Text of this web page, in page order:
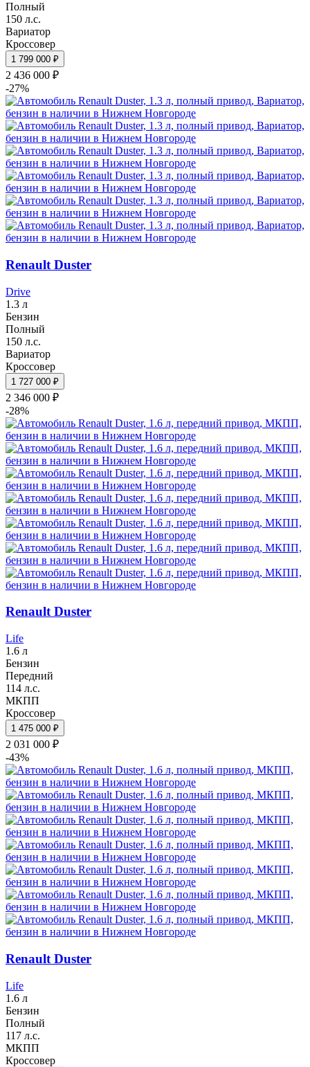
Полный
150 л.с.
Вариатор
Кроссовер
1 799 000 ₽
2 436 000 ₽
-27%
Renault Duster
Drive
1.3 л
Бензин
Полный
150 л.с.
Вариатор
Кроссовер
1 727 000 ₽
2 346 000 ₽
-28%
Renault Duster
Life
1.6 л
Бензин
Передний
114 л.с.
МКПП
Кроссовер
1 475 000 ₽
2 031 000 ₽
-43%
Renault Duster
Life
1.6 л
Бензин
Полный
117 л.с.
МКПП
Кроссовер